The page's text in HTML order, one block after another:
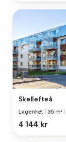
Skellefteå
Lägenhet 35 m²
4 144 kr